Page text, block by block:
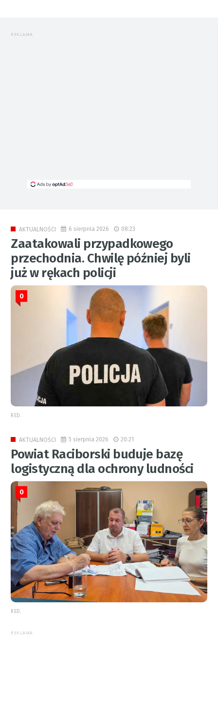
REKLAMA
AKTUALNOŚCI 6 sierpnia 2026 08:23
Zaatakowali przypadkowego
przechodnia. Chwilę później byli
już w rękach policji
0
RED.
AKTUALNOŚCI 5 sierpnia 2026 20:21
Powiat Raciborski buduje bazę
logistyczną dla ochrony ludności
0
RED.
REKLAMA